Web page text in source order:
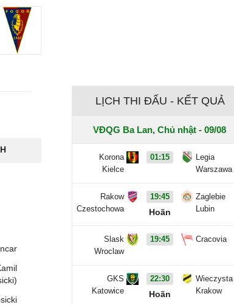
LỊCH THI ĐẤU - KẾT QUẢ
VĐQG Ba Lan, Chủ nhật - 09/08
Korona
Kielce
01:15
Legia
Warszawa
Rakow
Czestochowa
19:45
Hoãn
Zaglebie
Lubin
Slask
Wroclaw
19:45 Cracovia
GKS
Katowice
22:30
Hoãn
Wieczysta
Krakow